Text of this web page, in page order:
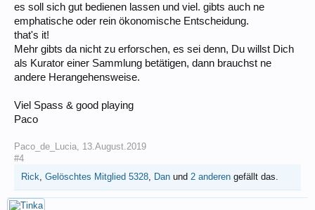
es soll sich gut bedienen lassen und viel. gibts auch ne
emphatische oder rein ökonomische Entscheidung.
that's it!
Mehr gibts da nicht zu erforschen, es sei denn, Du willst Dich
als Kurator einer Sammlung betätigen, dann brauchst ne
andere Herangehensweise.
Viel Spass & good playing
Paco
Paco_de_Lucia 13.August.2019
#4
Rick Gelöschtes Mitglied 5328 Dan und 2 anderen gefällt das.